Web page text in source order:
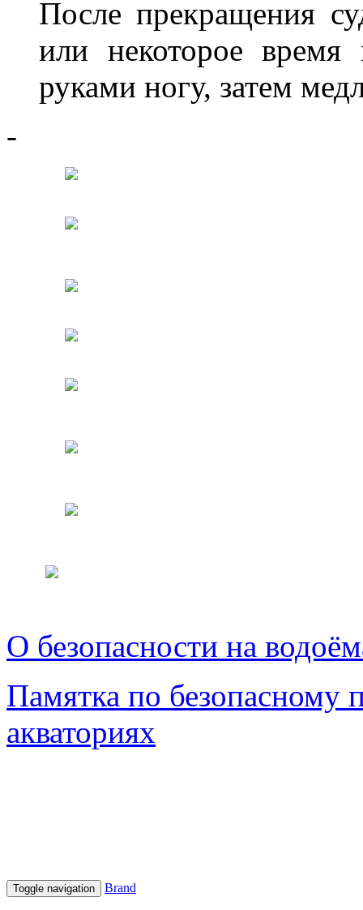
После прекращения
или некоторое время
руками ногу, затем
-
О безопасности на
Памятка по безопасному
акваториях
Toggle navigation Brand